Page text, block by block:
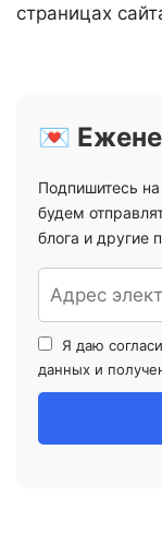
страницах
💌
Подпишитесь
будем
блога и другие
Я даю
данных и